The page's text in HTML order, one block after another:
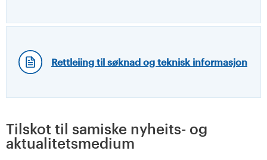
Rettleiing til søknad og teknisk informasjon
Tilskot til samiske nyheits- og
aktualitetsmedium